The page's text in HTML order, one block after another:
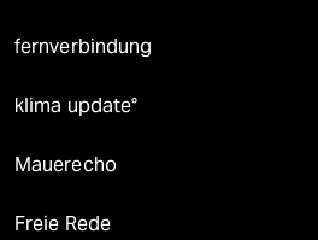
fernverbindung
klima update°
Mauerecho
Freie Rede